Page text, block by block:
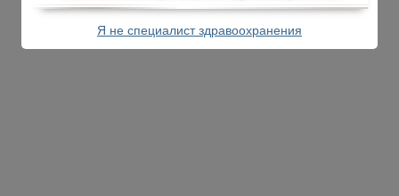
Я не специалист здравоохранения